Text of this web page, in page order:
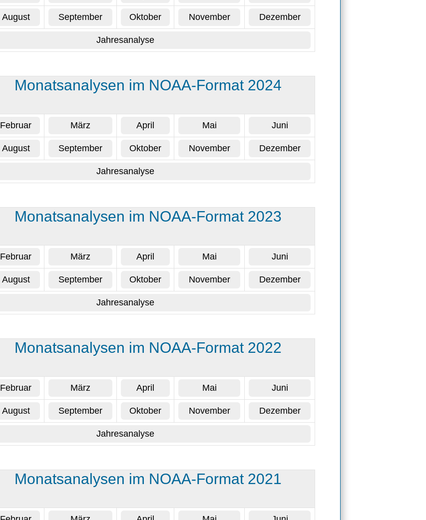
August September Oktober November Dezember
Jahresanalyse
Monatsanalysen im NOAA-Format 2024
Februar März April Mai Juni
August September Oktober November Dezember
Jahresanalyse
Monatsanalysen im NOAA-Format 2023
Februar März April Mai Juni
August September Oktober November Dezember
Jahresanalyse
Monatsanalysen im NOAA-Format 2022
Februar März April Mai Juni
August September Oktober November Dezember
Jahresanalyse
Monatsanalysen im NOAA-Format 2021